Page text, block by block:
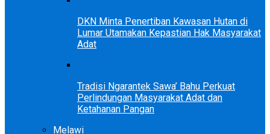
DKN Minta Penertiban Kawasan Hutan di
Lumar Utamakan Kepastian Hak Masyarakat
Adat
Tradisi Ngarantek Sawa’ Bahu Perkuat
Perlindungan Masyarakat Adat dan
Ketahanan Pangan
Melawi